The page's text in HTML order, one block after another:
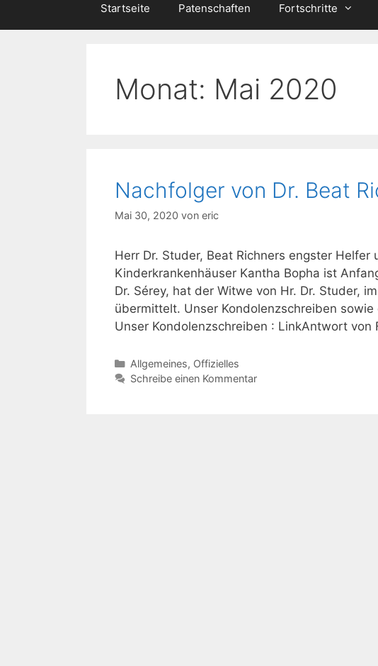
Startseite Patenschaften Fortschritte
Monat: Mai 2020
Nachfolger von Dr. Beat
Mai 30, 2020 von eric
Herr Dr. Studer, Beat Richners engster
Kinderkrankenhäuser Kantha Bopha ist
Dr. Sérey, hat der Witwe von Hr. Dr. Studer,
übermittelt. Unser Kondolenzschreiben
Unser Kondolenzschreiben : LinkAntwort
Kategorien
Allgemeines, Offizielles
Schreibe einen Kommentar